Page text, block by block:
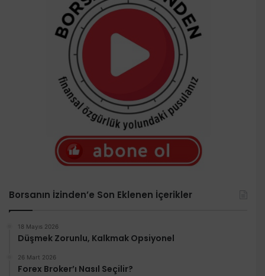
Borsanın İzinden’e Son Eklenen İçerikler
18 Mayıs 2026
Düşmek Zorunlu, Kalkmak Opsiyonel
26 Mart 2026
Forex Broker’ı Nasıl Seçilir?